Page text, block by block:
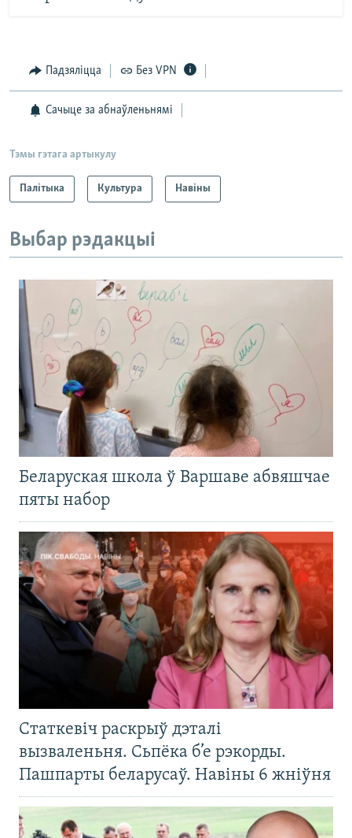
Падзяліцца Без VPN
Сачыце за абнаўленьнямі
Тэмы гэтага артыкулу
Палітыка Культура Навіны
Выбар рэдакцыі
Беларуская школа ў Варшаве абвяшчае
пяты набор
Статкевіч раскрыў дэталі
вызваленьня. Сьпёка б’е рэкорды.
Пашпарты беларусаў. Навіны 6 жніўня